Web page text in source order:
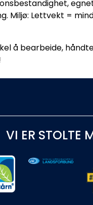
Miljø: Lettvekt =
å bearbeide,
VI ER STOLTE